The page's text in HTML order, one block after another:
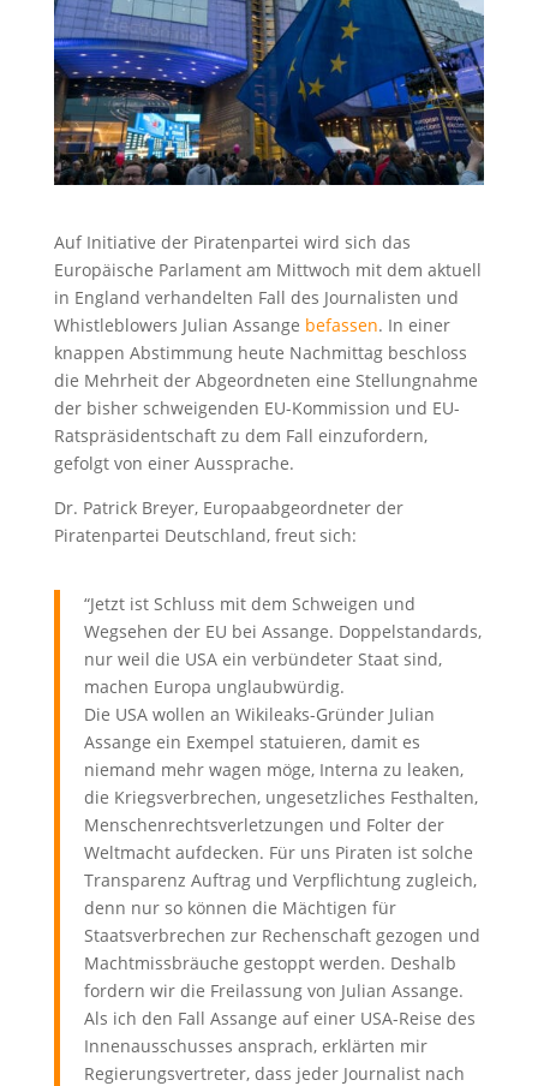
Auf Initiative der Piratenpartei wird sich das
Europäische Parlament am Mittwoch mit dem aktuell
in England verhandelten Fall des Journalisten und
Whistleblowers Julian Assange befassen. In einer
knappen Abstimmung heute Nachmittag beschloss
die Mehrheit der Abgeordneten eine Stellungnahme
der bisher schweigenden EU-Kommission und EU-
Ratspräsidentschaft zu dem Fall einzufordern,
gefolgt von einer Aussprache.
Dr. Patrick Breyer, Europaabgeordneter der
Piratenpartei Deutschland, freut sich:
“Jetzt ist Schluss mit dem Schweigen und
Wegsehen der EU bei Assange. Doppelstandards,
nur weil die USA ein verbündeter Staat sind,
machen Europa unglaubwürdig.
Die USA wollen an Wikileaks-Gründer Julian
Assange ein Exempel statuieren, damit es
niemand mehr wagen möge, Interna zu leaken,
die Kriegsverbrechen, ungesetzliches Festhalten,
Menschenrechtsverletzungen und Folter der
Weltmacht aufdecken. Für uns Piraten ist solche
Transparenz Auftrag und Verpflichtung zugleich,
denn nur so können die Mächtigen für
Staatsverbrechen zur Rechenschaft gezogen und
Machtmissbräuche gestoppt werden. Deshalb
fordern wir die Freilassung von Julian Assange.
Als ich den Fall Assange auf einer USA-Reise des
Innenausschusses ansprach, erklärten mir
Regierungsvertreter, dass jeder Journalist nach